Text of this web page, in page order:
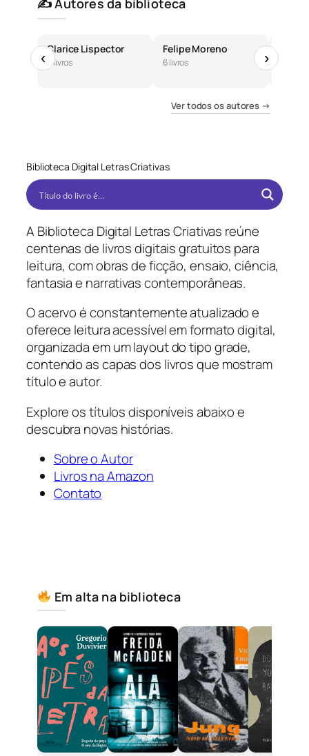
✍️ Autores da biblioteca
‹
Clarice Lispector
6 livros
Felipe Moreno
6 livros ›
Ver todos os autores →
Biblioteca Digital Letras Criativas
A Biblioteca Digital Letras Criativas reúne
centenas de livros digitais gratuitos para
leitura, com obras de ficção, ensaio, ciência,
fantasia e narrativas contemporâneas.
O acervo é constantemente atualizado e
oferece leitura acessível em formato digital,
organizada em um layout do tipo grade,
contendo as capas dos livros que mostram
título e autor.
Explore os títulos disponíveis abaixo e
descubra novas histórias.
Sobre o Autor
Livros na Amazon
Contato
Em alta na biblioteca